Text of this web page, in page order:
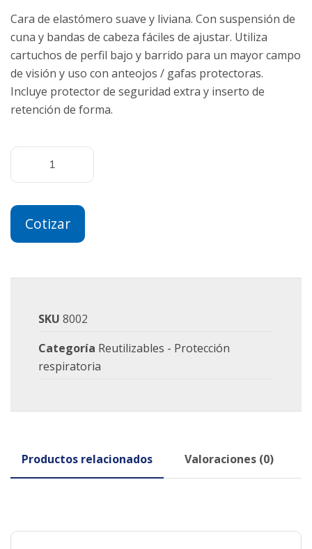
Cara de elastómero suave y liviana. Con suspensión de
cuna y bandas de cabeza fáciles de ajustar. Utiliza
cartuchos de perfil bajo y barrido para un mayor campo
de visión y uso con anteojos / gafas protectoras.
Incluye protector de seguridad extra y inserto de
retención de forma.
Cotizar
SKU 8002
Categoría Reutilizables - Protección
respiratoria
Productos relacionados Valoraciones (0)